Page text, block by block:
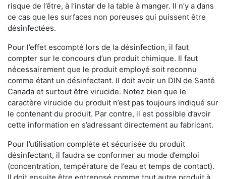
risque de l’être, à l’instar de la table à manger. II n’y a dans
ce cas que les surfaces non poreuses qui puissent être
désinfectées.
Pour l’effet escompté lors de la désinfection, il faut
compter sur le concours d’un produit chimique. Il faut
nécessairement que le produit employé soit reconnu
comme étant un désinfectant. Il doit avoir un DIN de Santé
Canada et surtout être virucide. Notez bien que le
caractère virucide du produit n’est pas toujours indiqué sur
le contenant du produit. Par contre, il est possible d’avoir
cette information en s’adressant directement au fabricant.
Pour l’utilisation complète et sécurisée du produit
désinfectant, il faudra se conformer au mode d’emploi
(concentration, température de l’eau et temps de contact).